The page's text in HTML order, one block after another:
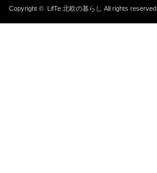
Copyright © LifTe 北欧の暮らし All rights reserved.